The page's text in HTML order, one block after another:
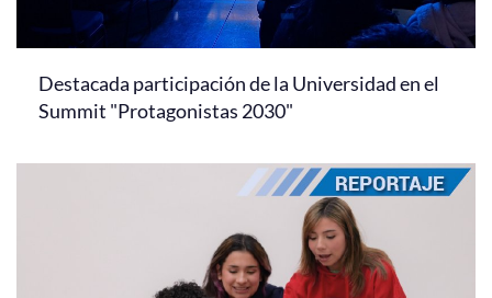
Destacada participación de la Universidad en el
Summit "Protagonistas 2030"